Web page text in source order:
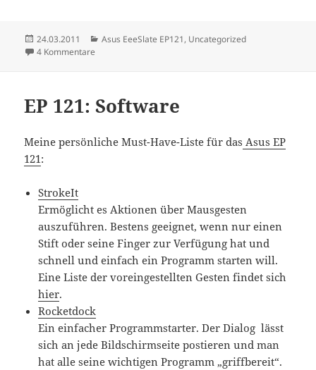
Veröffentlicht
am
24.03.2011 Kategorien
Asus EeeSlate EP121, Uncategorized
4 Kommentare
EP 121: Software
Meine persönliche Must-Have-Liste für das Asus EP
121:
StrokeIt
Ermöglicht es Aktionen über Mausgesten
auszuführen. Bestens geeignet, wenn nur einen
Stift oder seine Finger zur Verfügung hat und
schnell und einfach ein Programm starten will.
Eine Liste der voreingestellten Gesten findet sich
hier.
Rocketdock
Ein einfacher Programmstarter. Der Dialog lässt
sich an jede Bildschirmseite postieren und man
hat alle seine wichtigen Programm „griffbereit“.